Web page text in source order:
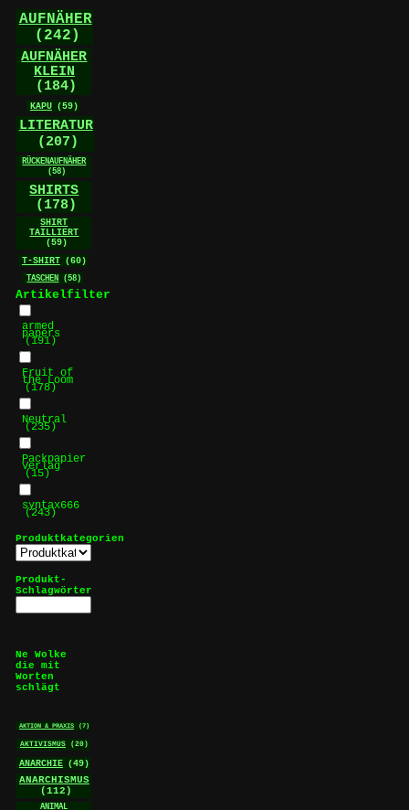
AUFNÄHER
(242)
AUFNÄHER
KLEIN
(184)
KAPU (59)
LITERATUR
(207)
RÜCKENAUFNÄHER
(58)
SHIRTS
(178)
SHIRT
TAILLIERT
(59)
T-SHIRT (60)
TASCHEN
(58)
Artikelfilter
armed
papers
(191)
Fruit of
the Loom
(178)
Neutral
(235)
Packpapier
Verlag
(15)
syntax666
(243)
Produktkategorien
Produkt-
Schlagwörter
Ne Wolke
die mit
Worten
schlägt
AKTION & PRAXIS (7)
AKTIVISMUS (20)
ANARCHIE (49)
ANARCHISMUS
(112)
ANIMAL